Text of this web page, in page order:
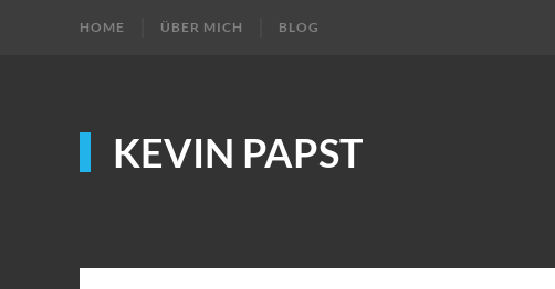
HOME ÜBER MICH BLOG
KEVIN PAPST